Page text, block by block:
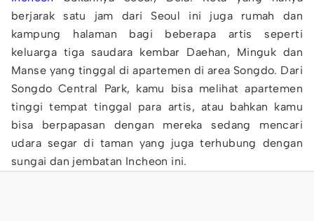
berjarak satu jam dari Seoul ini juga rumah dan
kampung halaman bagi beberapa artis seperti
keluarga tiga saudara kembar Daehan, Minguk dan
Manse yang tinggal di apartemen di area Songdo. Dari
Songdo Central Park, kamu bisa melihat apartemen
tinggi tempat tinggal para artis, atau bahkan kamu
bisa berpapasan dengan mereka sedang mencari
udara segar di taman yang juga terhubung dengan
sungai dan jembatan Incheon ini.